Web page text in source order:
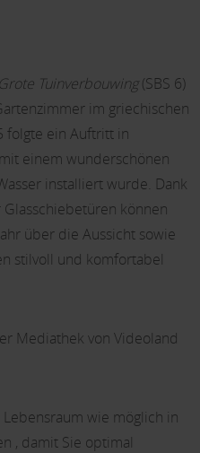
Tuinverbouwing (SBS 6)
im griechischen
folgte ein Auftritt in
einem wunderschönen
installiert wurde. Dank
können
über die Aussicht sowie
stilvoll und komfortabel
Mediathek von Videoland
wie möglich in
, damit Sie optimal